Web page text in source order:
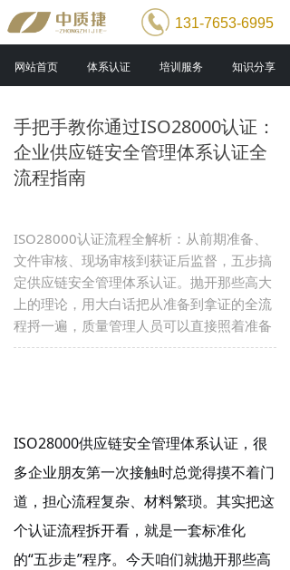
131-7653-6995
网站首页 体系认证 培训服务 知识分享
手把手教你通过ISO28000认证：
企业供应链安全管理体系认证全
流程指南
ISO28000认证流程全解析：从前期准备、
文件审核、现场审核到获证后监督，五步搞
定供应链安全管理体系认证。抛开那些高大
上的理论，用大白话把从准备到拿证的全流
程捋一遍，质量管理人员可以直接照着准备
ISO28000供应链安全管理体系认证，很
多企业朋友第一次接触时总觉得摸不着门
道，担心流程复杂、材料繁琐。其实把这
个认证流程拆开看，就是一套标准化
的“五步走”程序。今天咱们就抛开那些高